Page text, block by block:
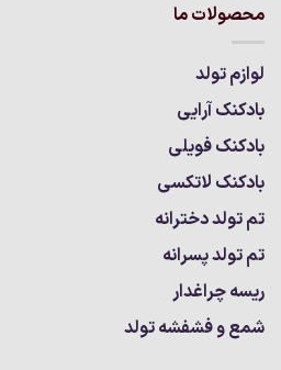
محصولات ما
لوازم تولد
بادکنک آرایی
بادکنک فویلی
بادکنک لاتکسی
تم تولد دخترانه
تم تولد پسرانه
ریسه چراغدار
شمع و فشفشه تولد